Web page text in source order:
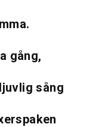
gång,
sång